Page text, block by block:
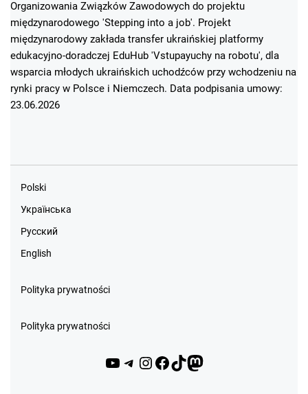
Organizowania Związków Zawodowych do projektu
międzynarodowego 'Stepping into a job'. Projekt
międzynarodowy zakłada transfer ukraińskiej platformy
edukacyjno-doradczej EduHub 'Vstupayuchy na robotu', dla
wsparcia młodych ukraińskich uchodźców przy wchodzeniu na
rynki pracy w Polsce i Niemczech. Data podpisania umowy:
23.06.2026
Polski
Українська
Русский
English
Polityka prywatności
Polityka prywatności
YouTube
Telegram
Instagram
Facebook
TikTok
Mastodon